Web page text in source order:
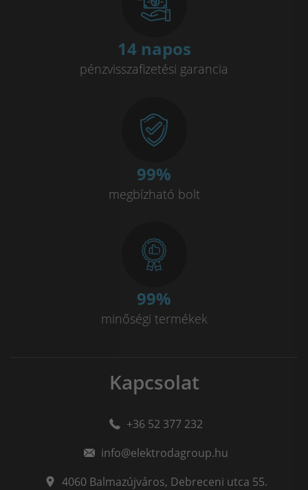
14 napos
pénzvisszafizetési garancia
100%
megbízható bolt
100%
minőségi termékek
Kapcsolat
+36 52 377 232
info@elektrodagroup.hu
4060 Balmazújváros, Debreceni utca 55.